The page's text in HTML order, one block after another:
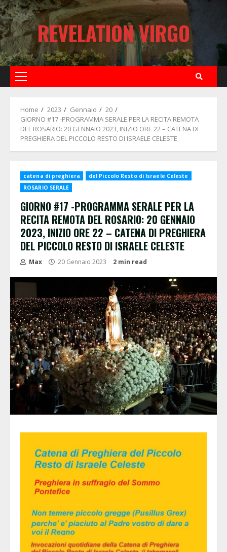
Skip
to
content
REVELATION VIRGO
Primary
Home 2023 Gennaio
20
GIORNO #17 -PROGRAMMA SERALE PER LA RECITA REMOTA
DEL ROSARIO: 20 GENNAIO 2023, INIZIO ORE 22 – CATENA DI
PREGHIERA DEL PICCOLO RESTO DI ISRAELE CELESTE
catena di preghiera
del Piccolo Resto di Israele Celeste
ROSARIO SERALE
GIORNO #17 -PROGRAMMA SERALE PER LA
RECITA REMOTA DEL ROSARIO: 20 GENNAIO
2023, INIZIO ORE 22 – CATENA DI PREGHIERA
DEL PICCOLO RESTO DI ISRAELE CELESTE
Max 20 Gennaio 2023 2 min read